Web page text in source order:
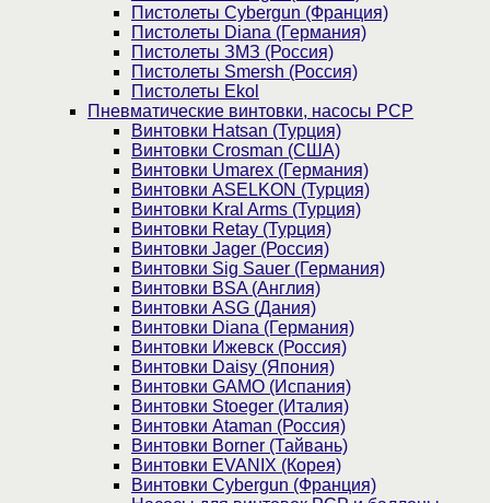
Пистолеты Cybergun (Франция)
Пистолеты Diana (Германия)
Пистолеты ЗМЗ (Россия)
Пистолеты Smersh (Россия)
Пистолеты Ekol
Пневматические винтовки, насосы PCP
Винтовки Hatsan (Турция)
Винтовки Crosman (США)
Винтовки Umarex (Германия)
Винтовки ASELKON (Турция)
Винтовки Kral Arms (Турция)
Винтовки Retay (Турция)
Винтовки Jager (Россия)
Винтовки Sig Sauer (Германия)
Винтовки BSA (Англия)
Винтовки ASG (Дания)
Винтовки Diana (Германия)
Винтовки Ижевск (Россия)
Винтовки Daisy (Япония)
Винтовки GAMO (Испания)
Винтовки Stoeger (Италия)
Винтовки Ataman (Россия)
Винтовки Borner (Тайвань)
Винтовки EVANIX (Корея)
Винтовки Cybergun (Франция)